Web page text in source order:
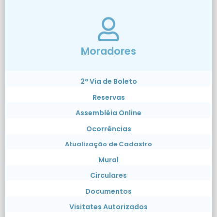
Moradores
2ª Via de Boleto
Reservas
Assembléia Online
Ocorrências
Atualização de Cadastro
Mural
Circulares
Documentos
Visitates Autorizados